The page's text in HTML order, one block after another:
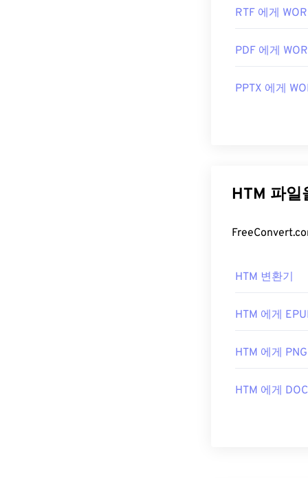
RTF 에게
PDF 에게
PPTX 에게
HTM 파일
HTM 변환기
HTM 에게
HTM 에게 PNG
HTM 에게